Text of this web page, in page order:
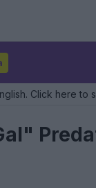
Click here to